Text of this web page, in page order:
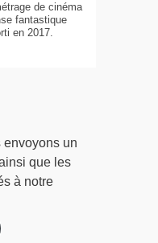
de cinéma
fantastique
en 2017.
envoyons un
que les
à notre